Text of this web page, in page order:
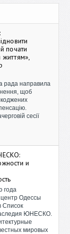
почати
рада направила
щоб
сесії
и
года
центр Одессы
Список
ЮНЕСКО.
мировых